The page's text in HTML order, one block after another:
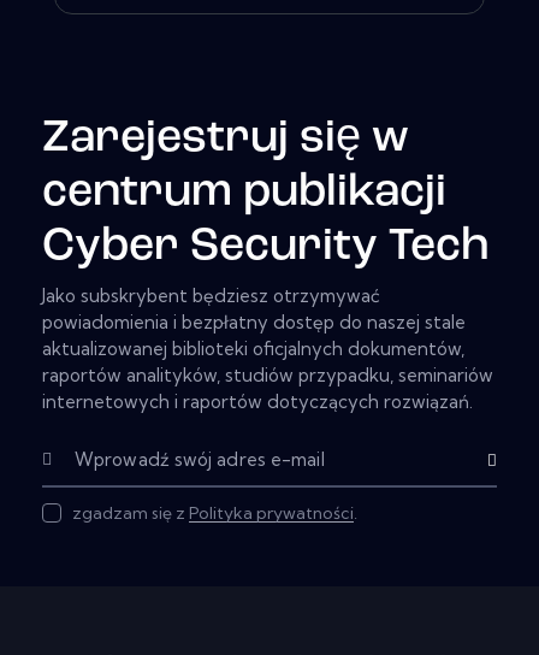
Zarejestruj się w
centrum publikacji
Cyber Security Tech
Jako subskrybent będziesz otrzymywać
powiadomienia i bezpłatny dostęp do naszej stale
aktualizowanej biblioteki oficjalnych dokumentów,
raportów analityków, studiów przypadku, seminariów
internetowych i raportów dotyczących rozwiązań.
zgadzam się z Polityka prywatności.